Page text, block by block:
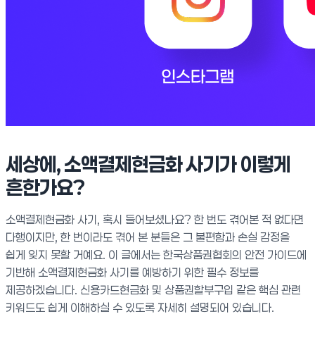
세상에, 소액결제현금화 사기가 이렇게
흔한가요?
소액결제현금화 사기, 혹시 들어보셨나요? 한 번도 겪어본 적 없다면
다행이지만, 한 번이라도 겪어 본 분들은 그 불편함과 손실 감정을
쉽게 잊지 못할 거예요. 이 글에서는 한국상품권협회의 안전 가이드에
기반해 소액결제현금화 사기를 예방하기 위한 필수 정보를
제공하겠습니다. 신용카드현금화 및 상품권할부구입 같은 핵심 관련
키워드도 쉽게 이해하실 수 있도록 자세히 설명되어 있습니다.